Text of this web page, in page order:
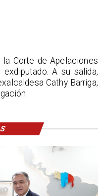
la Corte de Apelaciones
A su salida,
Cathy Barriga,